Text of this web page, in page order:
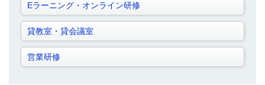
Eラーニング・オンライン研修
貸教室・貸会議室
営業研修